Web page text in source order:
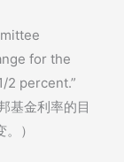
for the
2 percent.”
基金利率的目
）